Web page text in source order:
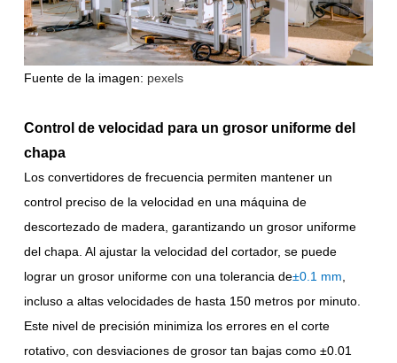
Fuente de la imagen: pexels
Control de velocidad para un grosor uniforme del
chapa
Los convertidores de frecuencia permiten mantener un
control preciso de la velocidad en una máquina de
descortezado de madera, garantizando un grosor uniforme
del chapa. Al ajustar la velocidad del cortador, se puede
lograr un grosor uniforme con una tolerancia de±0.1 mm
incluso a altas velocidades de hasta 150 metros por minuto.
Este nivel de precisión minimiza los errores en el corte
rotativo, con desviaciones de grosor tan bajas como ±0.01